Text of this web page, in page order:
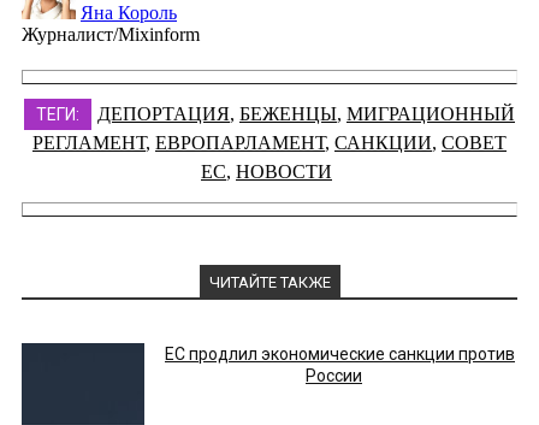
Яна Король
Журналист/Mixinform
ТЕГИ: ДЕПОРТАЦИЯ, БЕЖЕНЦЫ, МИГРАЦИОННЫЙ
РЕГЛАМЕНТ, ЕВРОПАРЛАМЕНТ, САНКЦИИ, СОВЕТ
ЕС, НОВОСТИ
ЧИТАЙТЕ ТАКЖЕ
ЕС продлил экономические санкции против
России